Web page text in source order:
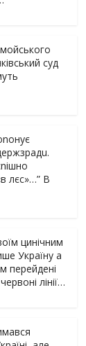
суд
лєc»…” В
цинічним
Україну а
перейдені
лінії…